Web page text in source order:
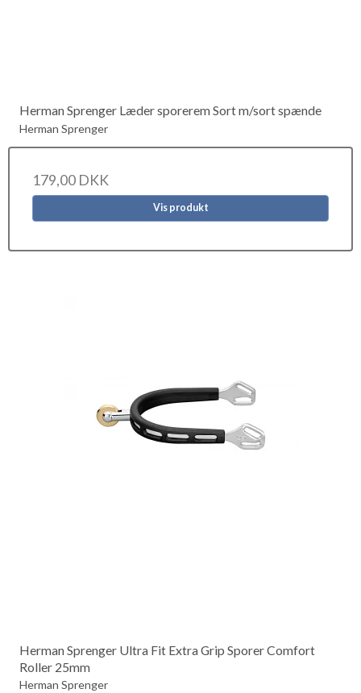
Herman Sprenger Læder sporerem Sort m/sort spænde
Herman Sprenger
179,00 DKK
Vis produkt
Herman Sprenger Ultra Fit Extra Grip Sporer Comfort
Roller 25mm
Herman Sprenger